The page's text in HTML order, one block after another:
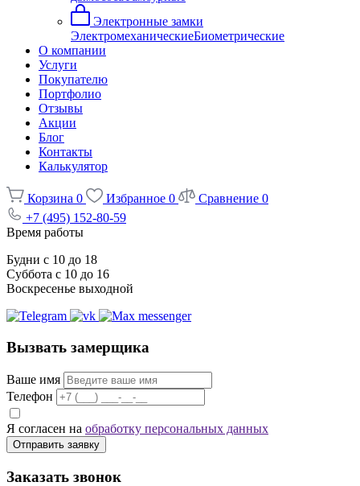
Электронные замки
ЭлектромеханическиеБиометрические
О компании
Услуги
Покупателю
Портфолио
Отзывы
Акции
Блог
Контакты
Калькулятор
Корзина 0 Избранное 0 Сравнение 0
+7 (495) 152-80-59
Время работы
Будни с 10 до 18
Суббота с 10 до 16
Воскресенье выходной
Вызвать замерщика
Ваше имя
Телефон
Я согласен на обработку персональных данных
Отправить заявку
Заказать звонок